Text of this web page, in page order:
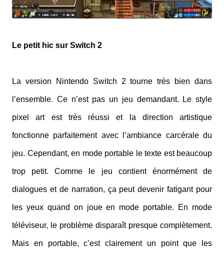
Le petit hic sur Switch 2
La version Nintendo Switch 2 tourne très bien dans
l’ensemble. Ce n’est pas un jeu demandant. Le style
pixel art est très réussi et la direction artistique
fonctionne parfaitement avec l’ambiance carcérale du
jeu. Cependant, en mode portable le texte est beaucoup
trop petit. Comme le jeu contient énormément de
dialogues et de narration, ça peut devenir fatigant pour
les yeux quand on joue en mode portable. En mode
téléviseur, le problème disparaît presque complètement.
Mais en portable, c’est clairement un point que les